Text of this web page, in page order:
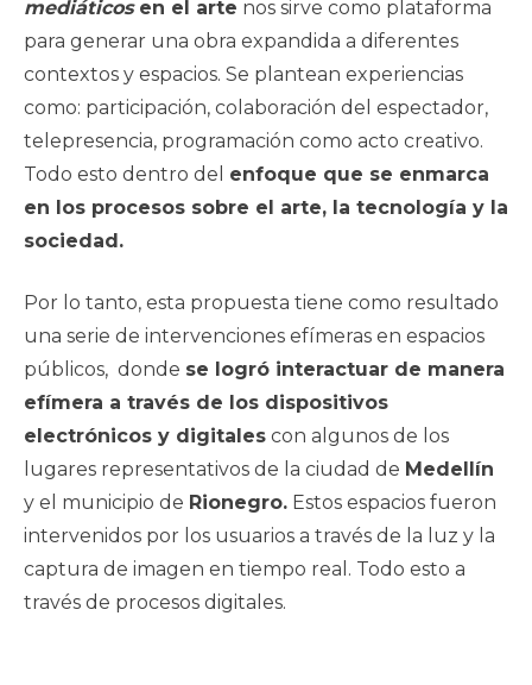
mediáticosen el arte nos sirve como plataforma
para generar una obra expandida a diferentes
contextos y espacios. Se plantean experiencias
como: participación, colaboración del espectador,
telepresencia, programación como acto creativo.
Todo esto dentro del enfoque que se enmarca
en los procesos sobre el arte, la tecnología y la
sociedad.
Por lo tanto, esta propuesta tiene como resultado
una serie de intervenciones efímeras en espacios
públicos, donde se logró interactuar de manera
efímera a través de los dispositivos
electrónicos y digitales con algunos de los
lugares representativos de la ciudad de Medellín
y el municipio de Rionegro. Estos espacios fueron
intervenidos por los usuarios a través de la luz y la
captura de imagen en tiempo real. Todo esto a
través de procesos digitales.